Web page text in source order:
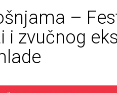
–
i zvučnog